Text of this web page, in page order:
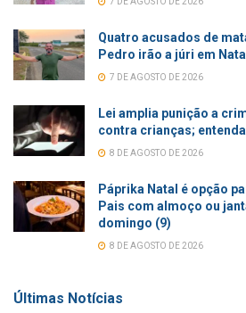
Quatro acusados de
Pedro irão a júri em Natal
7 DE AGOSTO DE 2026
Lei amplia punição a
contra crianças; entenda
8 DE AGOSTO DE 2026
Páprika Natal é opção
Pais com almoço ou
domingo (9)
8 DE AGOSTO DE 2026
Últimas Notícias